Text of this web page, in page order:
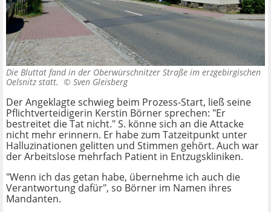
Die Bluttat fand in der Oberwürschnitzer Straße im erzgebirgischen
Oelsnitz statt. © Sven Gleisberg
Der Angeklagte schwieg beim Prozess-Start, ließ seine
Pflichtverteidigerin Kerstin Börner sprechen: "Er
bestreitet die Tat nicht." S. könne sich an die Attacke
nicht mehr erinnern. Er habe zum Tatzeitpunkt unter
Halluzinationen gelitten und Stimmen gehört. Auch war
der Arbeitslose mehrfach Patient in Entzugskliniken.
"Wenn ich das getan habe, übernehme ich auch die
Verantwortung dafür", so Börner im Namen ihres
Mandanten.